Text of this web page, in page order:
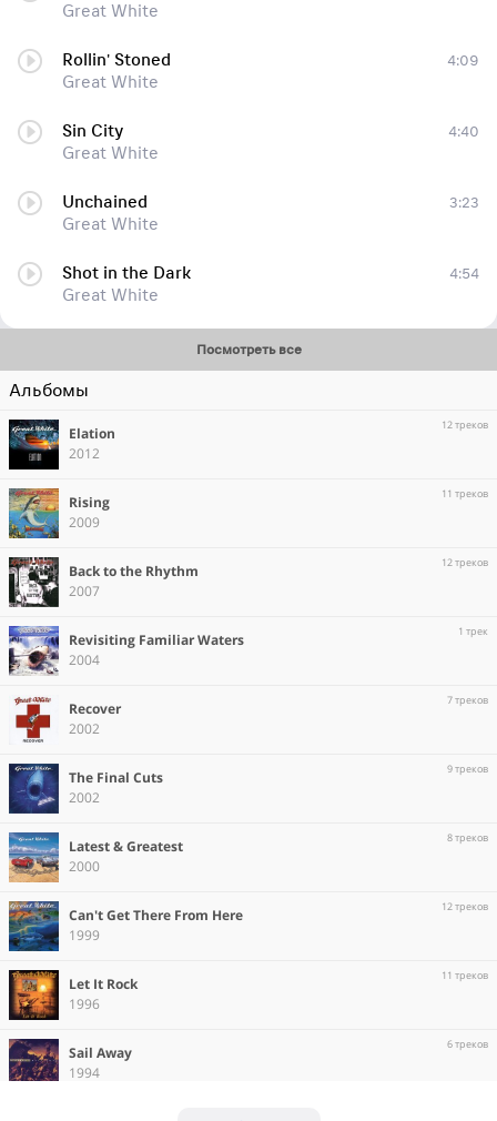
Great White
Rollin' Stoned
Great White
4:09
Sin City
Great White
4:40
Unchained
Great White
3:23
Shot in the Dark
Great White
4:54
Посмотреть все
Альбомы
Elation
2012
12 треков
Rising
2009
11 треков
Back to the Rhythm
2007
12 треков
Revisiting Familiar Waters
2004
1 трек
Recover
2002
7 треков
The Final Cuts
2002
9 треков
Latest & Greatest
2000
8 треков
Can't Get There From Here
1999
12 треков
Let It Rock
1996
11 треков
Sail Away
1994
6 треков